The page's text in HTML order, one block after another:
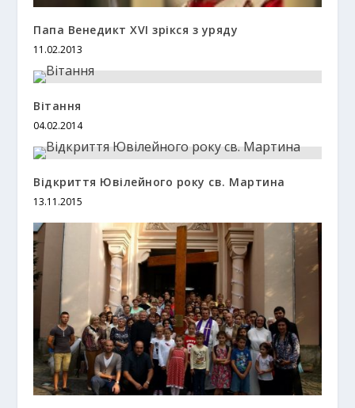
Папа Венедикт XVI зрікся з уряду
11.02.2013
Вітання
04.02.2014
Відкриття Ювілейного року св. Мартина
13.11.2015